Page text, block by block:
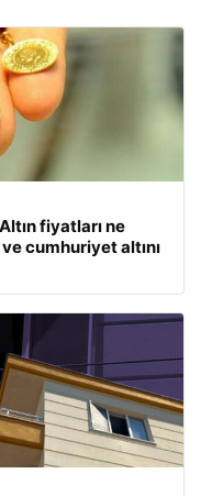
fiyatları ne
cumhuriyet altını